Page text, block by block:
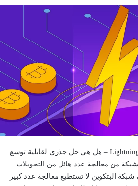
شبكة البرق – Lightning Network – هل هي حل جذري لقابلية توسع
من معالجة عدد هائل من التحويلات
البتكوين لا تستطيع معالجة عدد كبير